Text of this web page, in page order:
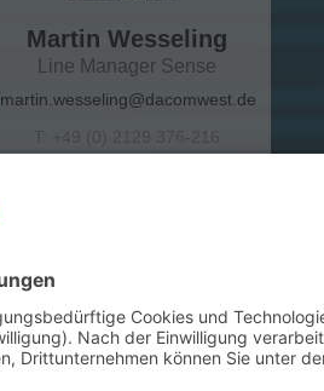
Martin Wesseling
Line Manager Sense
martin.wesseling@dacomwest.de
T: +49 (0) 2129 376-216